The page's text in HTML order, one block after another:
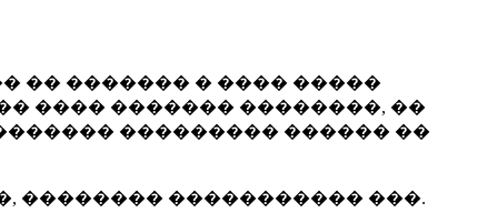
�� ������� � ���� �����
���� ������� ��������, ��
��������� ������ ��
�������� ����������� ���.